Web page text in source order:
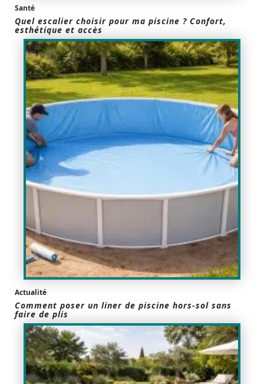
Santé
Quel escalier choisir pour ma piscine ? Confort,
esthétique et accès
Actualité
Comment poser un liner de piscine hors-sol sans
faire de plis